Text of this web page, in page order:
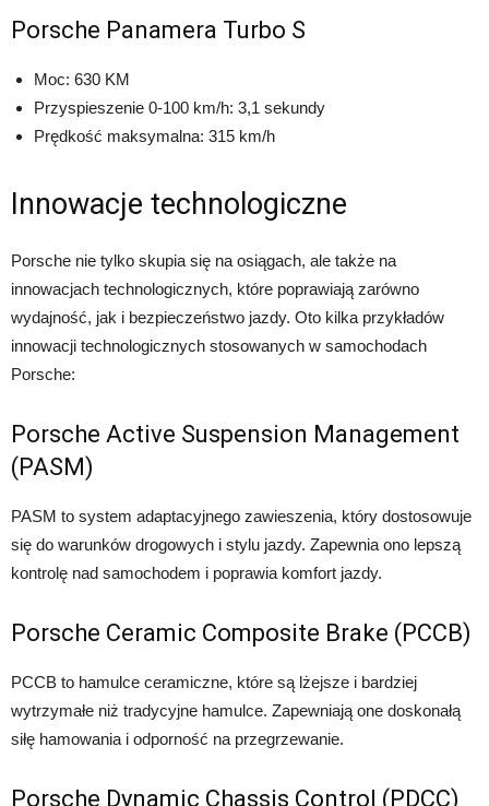
Porsche Panamera Turbo S
Moc: 630 KM
Przyspieszenie 0-100 km/h: 3,1 sekundy
Prędkość maksymalna: 315 km/h
Innowacje technologiczne
Porsche nie tylko skupia się na osiągach, ale także na
innowacjach technologicznych, które poprawiają zarówno
wydajność, jak i bezpieczeństwo jazdy. Oto kilka przykładów
innowacji technologicznych stosowanych w samochodach
Porsche:
Porsche Active Suspension Management
(PASM)
PASM to system adaptacyjnego zawieszenia, który dostosowuje
się do warunków drogowych i stylu jazdy. Zapewnia ono lepszą
kontrolę nad samochodem i poprawia komfort jazdy.
Porsche Ceramic Composite Brake (PCCB)
PCCB to hamulce ceramiczne, które są lżejsze i bardziej
wytrzymałe niż tradycyjne hamulce. Zapewniają one doskonałą
siłę hamowania i odporność na przegrzewanie.
Porsche Dynamic Chassis Control (PDCC)